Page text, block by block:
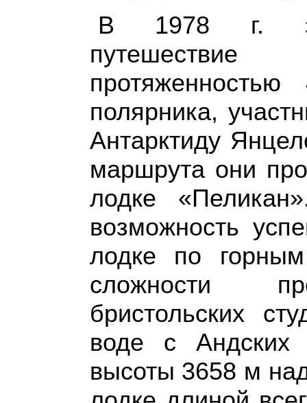
В 1978 г.
полярника,
Антарктиду
маршрута они
лодке
возможность
лодке по
сложности
бристольских
воде с
высоты 3658 м